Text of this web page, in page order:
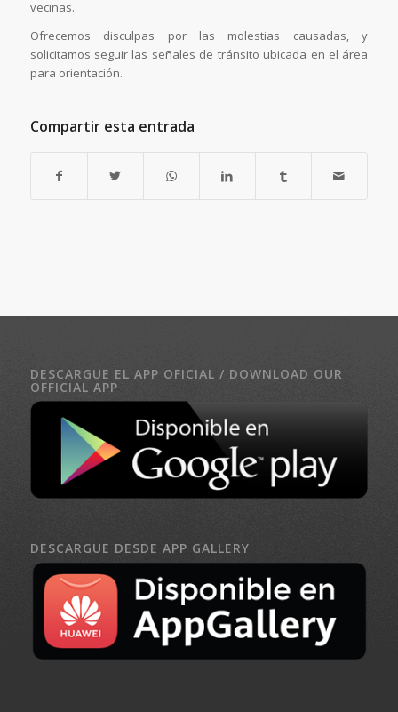
vecinas.
Ofrecemos disculpas por las molestias causadas, y
solicitamos seguir las señales de tránsito ubicada en el área
para orientación.
Compartir esta entrada
DESCARGUE EL APP OFICIAL / DOWNLOAD OUR
OFFICIAL APP
DESCARGUE DESDE APP GALLERY